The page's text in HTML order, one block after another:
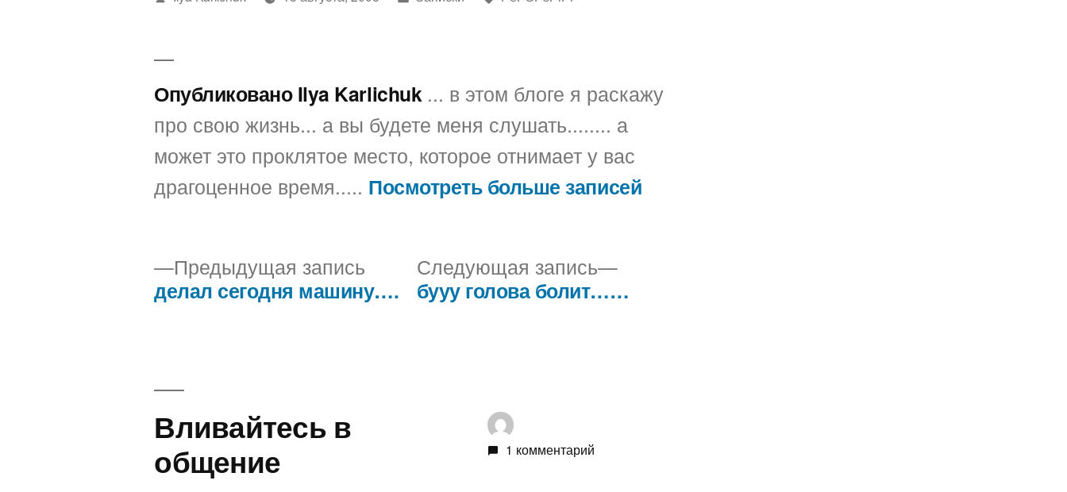
Опубликовано Ilya Karlichuk ... в этом блоге я раскажу
про свою жизнь... а вы будете меня слушать........ а
может это проклятое место, которое отнимает у вас
драгоценное время..... Посмотреть больше записей
Навигация
записям
Предыдущая запись Предыдущая
запись:
делал сегодня машину….
Следующая запись
Следующая
запись:
бууу голова болит……
Вливайтесь в
общение
1 комментарий